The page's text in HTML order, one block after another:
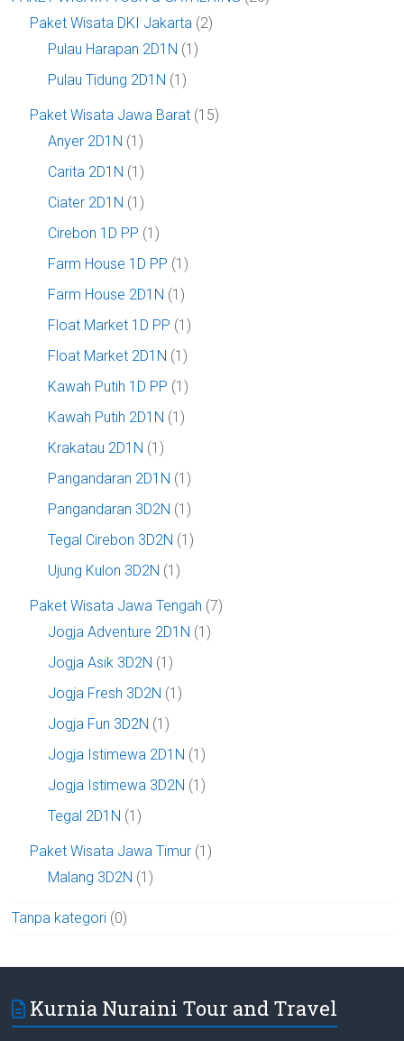
Paket Wisata DKI Jakarta (2)
Pulau Harapan 2D1N (1)
Pulau Tidung 2D1N (1)
Paket Wisata Jawa Barat (15)
Anyer 2D1N (1)
Carita 2D1N (1)
Ciater 2D1N (1)
Cirebon 1D PP (1)
Farm House 1D PP (1)
Farm House 2D1N (1)
Float Market 1D PP (1)
Float Market 2D1N (1)
Kawah Putih 1D PP (1)
Kawah Putih 2D1N (1)
Krakatau 2D1N (1)
Pangandaran 2D1N (1)
Pangandaran 3D2N (1)
Tegal Cirebon 3D2N (1)
Ujung Kulon 3D2N (1)
Paket Wisata Jawa Tengah (7)
Jogja Adventure 2D1N (1)
Jogja Asik 3D2N (1)
Jogja Fresh 3D2N (1)
Jogja Fun 3D2N (1)
Jogja Istimewa 2D1N (1)
Jogja Istimewa 3D2N (1)
Tegal 2D1N (1)
Paket Wisata Jawa Timur (1)
Malang 3D2N (1)
Tanpa kategori (0)
Kurnia Nuraini Tour and Travel